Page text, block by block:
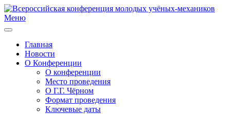
Меню
Главная
Новости
О Конференции
О конференции
Место проведения
О Г.Г. Чёрном
Формат проведения
Ключевые даты